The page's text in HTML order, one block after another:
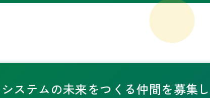
システムの未来をつくる仲間を募集